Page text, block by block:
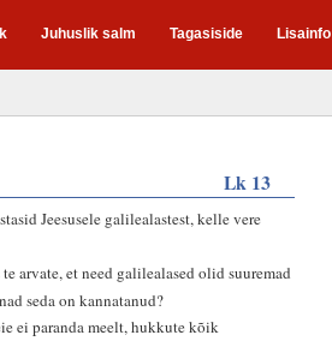
Juhuslik salm Tagasiside Lisainfo
Lk 13
Jeesusele galilealastest, kelle vere
arvate, et need galilealased olid suuremad
seda on kannatanud?
ei paranda meelt, hukkute kõik